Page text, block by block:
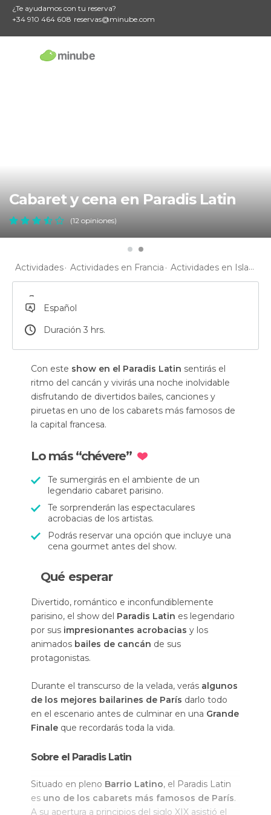
¿Te ayudamos con tu reserva?
+34 910 464 608 reservas@minube.com
Cabaret y cena en Paradis Latin
(12 opiniones)
Actividades Actividades en Francia Actividades en Isla de Francia
Español
Duración 3 hrs.
Con este show en el Paradis Latin sentirás el
ritmo del cancán y vivirás una noche inolvidable
disfrutando de divertidos bailes, canciones y
piruetas en uno de los cabarets más famosos de
la capital francesa.
Lo más “chévere”
Te sumergirás en el ambiente de un
legendario cabaret parisino.
Te sorprenderán las espectaculares
acrobacias de los artistas.
Podrás reservar una opción que incluye una
cena gourmet antes del show.
Qué esperar
Divertido, romántico e inconfundiblemente
parisino, el show del Paradis Latin es legendario
por sus impresionantes acrobacias y los
animados bailes de cancán de sus
protagonistas.
Durante el transcurso de la velada, verás algunos
de los mejores bailarines de París darlo todo
en el escenario antes de culminar en una Grande
Finale que recordarás toda la vida.
Sobre el Paradis Latin
Situado en pleno Barrio Latino, el Paradis Latin
es uno de los cabarets más famosos de París.
A su apertura a principios del siglo XIX asistió el